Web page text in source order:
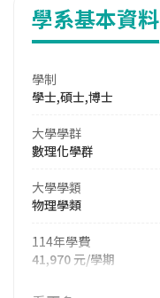
學系基本資料
學制
學士,碩士,博士
大學學群
數理化學群
大學學類
物理學類
114年學費
41,970 元/學期